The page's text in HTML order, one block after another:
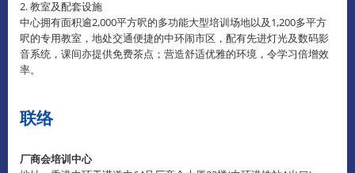
2. 教室及配套设施
中心拥有面积逾2,000平方呎的多功能大型培训场地以及1,200多平方
呎的专用教室，地处交通便捷的中环闹市区，配有先进灯光及数码影
音系统，课间亦提供免费茶点；营造舒适优雅的环境，令学习倍增效
率。
联络
厂商会培训中心